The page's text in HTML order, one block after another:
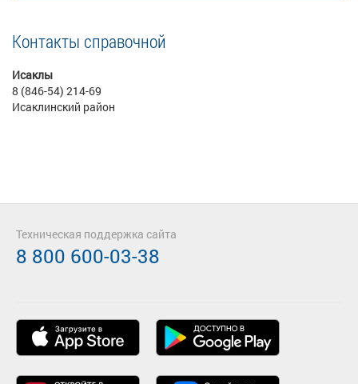
Контакты справочной
Исаклы
8 (846-54) 214-69
Исаклинский район
Техническая поддержка сайта
8 800 600-03-38